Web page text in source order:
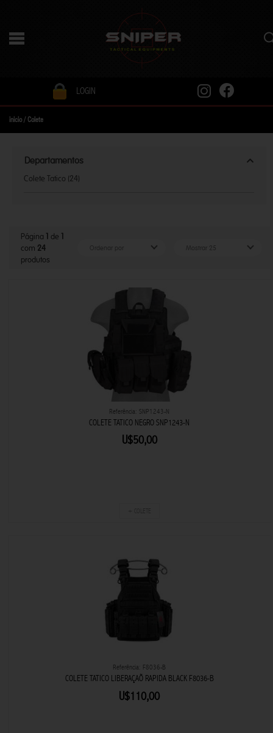
LOGIN
inicio / Colete
Departamentos
Colete Tatico (24)
Página 1 de 1
com 24
produtos
Referência: SNP1243-N
COLETE TATICO NEGRO SNP1243-N
U$50,00
Referência: F8036-B
COLETE TATICO LIBERAÇAÕ RAPIDA BLACK F8036-B
U$110,00